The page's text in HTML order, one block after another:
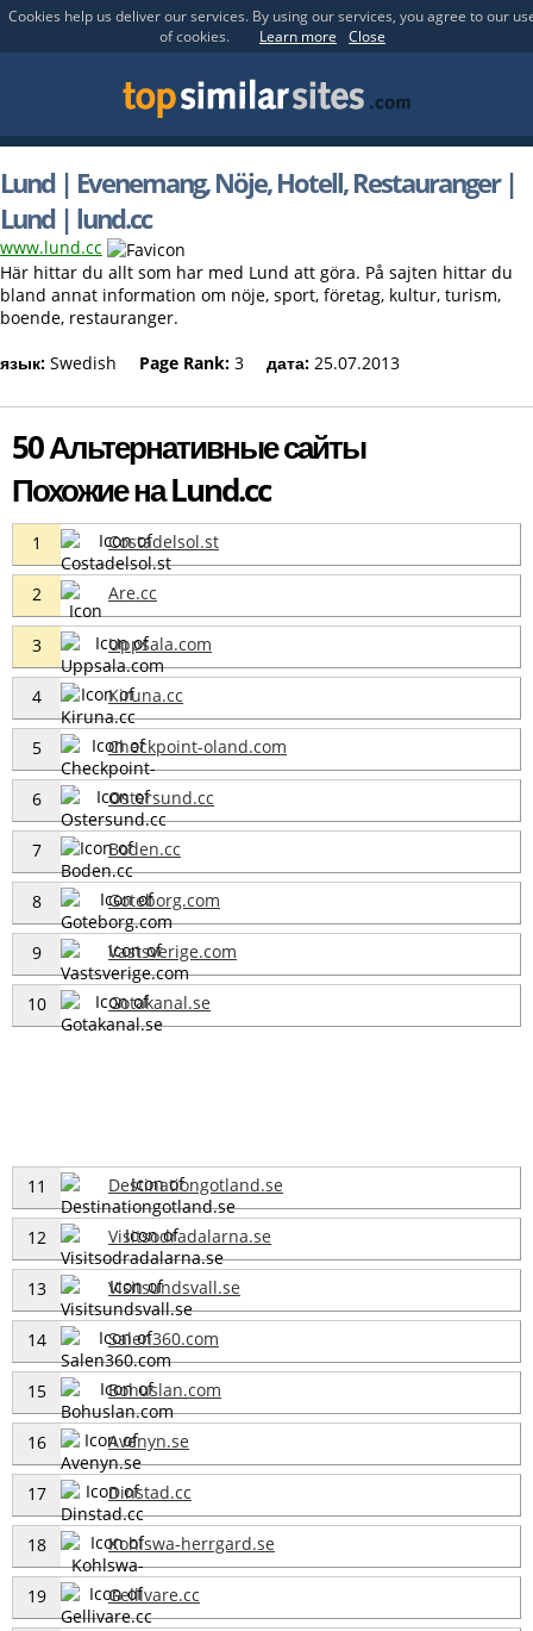
Cookies help us deliver our services. By using our services, you agree to our
of cookies.
Learn more Close
Lund | Evenemang, Nöje, Hotell, Restauranger |
Lund | lund.cc
www.lund.cc
Här hittar du allt som har med Lund att göra. På sajten hittar du
bland annat information om nöje, sport, företag, kultur, turism,
boende, restauranger.
язык: Swedish Page Rank: 3 дата: 25.07.2013
50 Альтернативные сайты
Похожие на Lund.cc
1 Costadelsol.st
2 Are.cc
3 Uppsala.com
4 Kiruna.cc
5 Checkpoint-oland.com
6 Ostersund.cc
7 Boden.cc
8 Goteborg.com
9 Vastsverige.com
10 Gotakanal.se
11 Destinationgotland.se
12 Visitsodradalarna.se
13 Visitsundsvall.se
14 Salen360.com
15 Bohuslan.com
16 Avenyn.se
17 Dinstad.cc
18 Kohlswa-herrgard.se
19 Gellivare.cc